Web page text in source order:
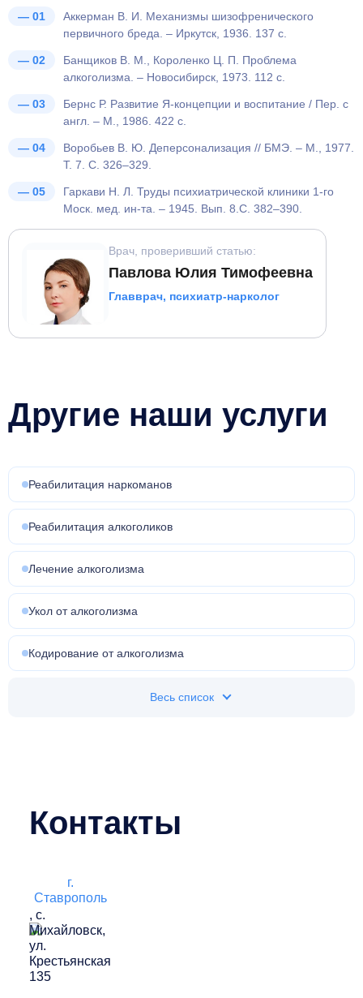
Аккерман В. И. Механизмы шизофренического
первичного бреда. – Иркутск, 1936. 137 с.
Банщиков В. М., Короленко Ц. П. Проблема
алкоголизма. – Новосибирск, 1973. 112 с.
Бернс Р. Развитие Я-концепции и воспитание / Пер. с
англ. – М., 1986. 422 с.
Воробьев B. Ю. Деперсонализация // БМЭ. – М., 1977.
Т. 7. С. 326–329.
Гаркави Н. Л. Труды психиатрической клиники 1-го
Моск. мед. ин-та. – 1945. Вып. 8.С. 382–390.
Врач, проверивший статью:
Павлова Юлия Тимофеевна
Главврач, психиатр-нарколог
Другие наши услуги
Реабилитация наркоманов
Реабилитация алкоголиков
Лечение алкоголизма
Укол от алкоголизма
Кодирование от алкоголизма
Весь список
Контакты
г.
Ставрополь
, с.
Михайловск,
ул.
Крестьянская
135